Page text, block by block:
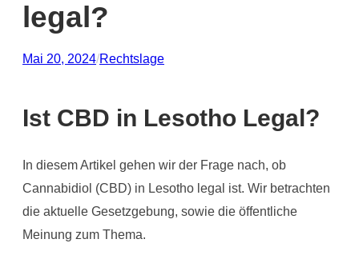
legal?
Mai 20, 2024/Rechtslage
Ist CBD in Lesotho Legal?
In diesem Artikel gehen wir der Frage nach, ob
Cannabidiol (CBD) in Lesotho legal ist. Wir betrachten
die aktuelle Gesetzgebung, sowie die öffentliche
Meinung zum Thema.